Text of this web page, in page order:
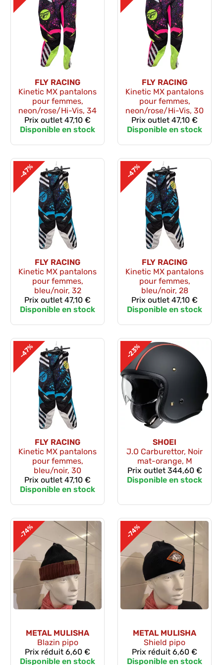
FLY RACING
Kinetic MX pantalons
pour femmes,
neon/rose/Hi-Vis, 34
Prix outlet 47,10 €
Disponible en stock
FLY RACING
Kinetic MX pantalons
pour femmes,
neon/rose/Hi-Vis, 30
Prix outlet 47,10 €
Disponible en stock
-47%
FLY RACING
Kinetic MX pantalons
pour femmes,
bleu/noir, 32
Prix outlet 47,10 €
Disponible en stock
-47%
FLY RACING
Kinetic MX pantalons
pour femmes,
bleu/noir, 28
Prix outlet 47,10 €
Disponible en stock
-47%
FLY RACING
Kinetic MX pantalons
pour femmes,
bleu/noir, 30
Prix outlet 47,10 €
Disponible en stock
-23%
SHOEI
J.O Carburettor, Noir
mat-orange, M
Prix outlet344,60 €
Disponible en stock
-74%
METAL MULISHA
Blazin pipo
Prix réduit 6,60 €
Disponible en stock
-74%
METAL MULISHA
Shield pipo
Prix réduit 6,60 €
Disponible en stock